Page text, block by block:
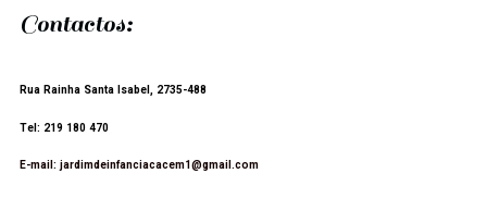
Contactos:
Rua Rainha Santa Isabel, 2735-488
Tel: 219 180 470
E-mail: jardimdeinfanciacacem1@gmail.com